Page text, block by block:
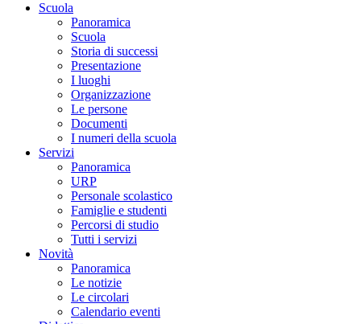
Scuola
Panoramica
Scuola
Storia di successi
Presentazione
I luoghi
Organizzazione
Le persone
Documenti
I numeri della scuola
Servizi
Panoramica
URP
Personale scolastico
Famiglie e studenti
Percorsi di studio
Tutti i servizi
Novità
Panoramica
Le notizie
Le circolari
Calendario eventi